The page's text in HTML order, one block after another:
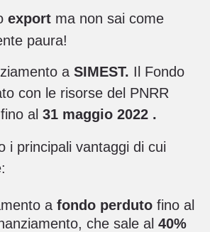
export ma non sai come
paura!
a SIMEST. Il Fondo
con le risorse del PNRR
fino al 31 maggio 2022 .
i principali vantaggi di cui
a fondo perduto fino al
che sale al 40%